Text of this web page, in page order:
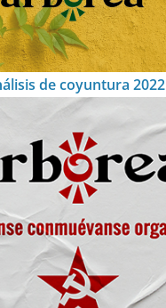
de coyuntura 2022